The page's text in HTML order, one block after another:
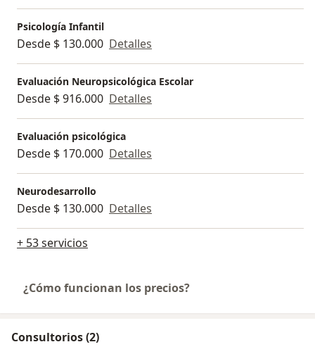
Psicología Infantil
Desde $ 130.000 Detalles
Evaluación Neuropsicológica Escolar
Desde $ 916.000 Detalles
Evaluación psicológica
Desde $ 170.000 Detalles
Neurodesarrollo
Desde $ 130.000 Detalles
+ 53 servicios
¿Cómo funcionan los precios?
Consultorios (2)